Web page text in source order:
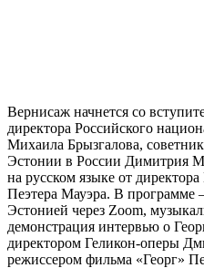
Вернисаж начнется со
директора Российского
Михаила Брызгалова,
Эстонии в России Димитрия
на русском языке от
Пеэтера Мауэра. В
Эстонией через Zoom,
демонстрация интервью о
директором Геликон-оперы
режиссером фильма «Георг»